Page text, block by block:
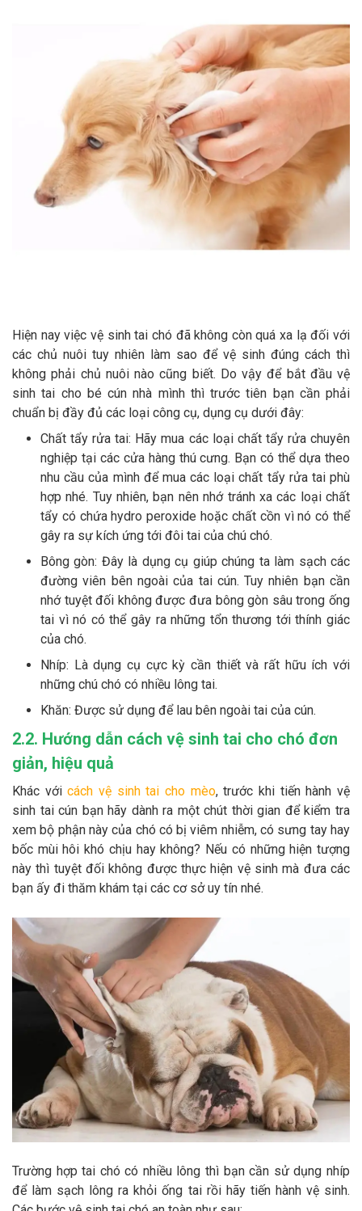
Hiện nay việc vệ sinh tai chó đã không còn quá xa lạ đối với
các chủ nuôi tuy nhiên làm sao để vệ sinh đúng cách thì
không phải chủ nuôi nào cũng biết. Do vậy để bắt đầu vệ
sinh tai cho bé cún nhà mình thì trước tiên bạn cần phải
chuẩn bị đầy đủ các loại công cụ, dụng cụ dưới đây:
Chất tẩy rửa tai: Hãy mua các loại chất tẩy rửa chuyên
nghiệp tại các cửa hàng thú cưng. Bạn có thể dựa theo
nhu cầu của mình để mua các loại chất tẩy rửa tai phù
hợp nhé. Tuy nhiên, bạn nên nhớ tránh xa các loại chất
tẩy có chứa hydro peroxide hoặc chất cồn vì nó có thể
gây ra sự kích ứng tới đôi tai của chú chó.
Bông gòn: Đây là dụng cụ giúp chúng ta làm sạch các
đường viên bên ngoài của tai cún. Tuy nhiên bạn cần
nhớ tuyệt đối không được đưa bông gòn sâu trong ống
tai vì nó có thể gây ra những tổn thương tới thính giác
của chó.
Nhíp: Là dụng cụ cực kỳ cần thiết và rất hữu ích với
những chú chó có nhiều lông tai.
Khăn: Được sử dụng để lau bên ngoài tai của cún.
2.2. Hướng dẫn cách vệ sinh tai cho chó đơn
giản, hiệu quả
Khác vớicách vệ sinh tai cho mèo, trước khi tiến hành vệ
sinh tai cún bạn hãy dành ra một chút thời gian để kiểm tra
xem bộ phận này của chó có bị viêm nhiễm, có sưng tay hay
bốc mùi hôi khó chịu hay không? Nếu có những hiện tượng
này thì tuyệt đối không được thực hiện vệ sinh mà đưa các
bạn ấy đi thăm khám tại các cơ sở uy tín nhé.
Trường hợp tai chó có nhiều lông thì bạn cần sử dụng nhíp
để làm sạch lông ra khỏi ống tai rồi hãy tiến hành vệ sinh.